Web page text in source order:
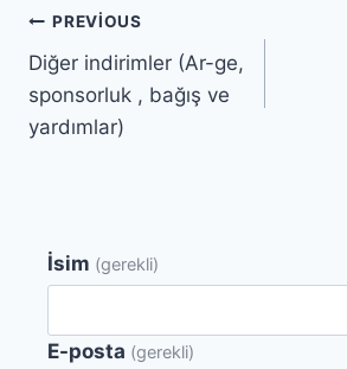
Yazı
gezinmesi
PREVIOUS
Diğer indirimler (Ar-ge,
sponsorluk , bağış ve
yardımlar)
İsim (gerekli)
E-posta (gerekli)